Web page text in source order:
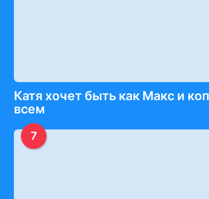
Катя хочет быть как Макс и
всем
7